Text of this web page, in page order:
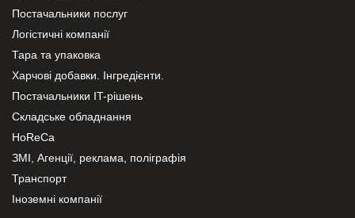
Постачальники послуг
Логістичні компанії
Тара та упаковка
Харчові добавки. Інгредієнти.
Постачальники IT-рішень
Складське обладнання
HoReCa
ЗМІ, Агенції, реклама, поліграфія
Транспорт
Іноземні компанії